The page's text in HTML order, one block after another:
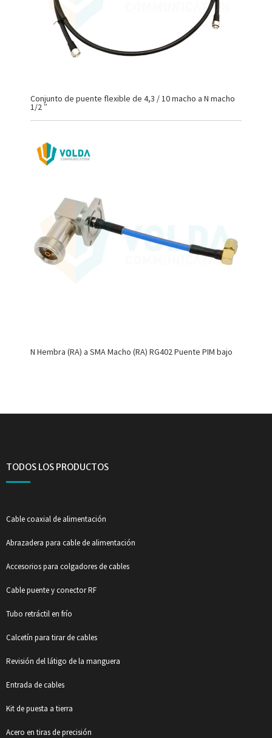
Conjunto de puente flexible de 4,3 / 10 macho a N macho
1/2 ″
N Hembra (RA) a SMA Macho (RA) RG402 Puente PIM bajo
TODOS LOS PRODUCTOS
Cable coaxial de alimentación
Abrazadera para cable de alimentación
Accesorios para colgadores de cables
Cable puente y conector RF
Tubo retráctil en frío
Calcetín para tirar de cables
Revisión del látigo de la manguera
Entrada de cables
Kit de puesta a tierra
Acero en tiras de precisión